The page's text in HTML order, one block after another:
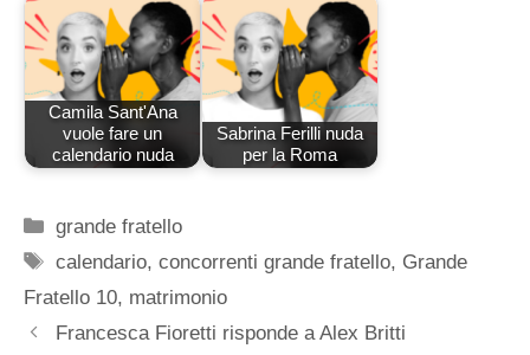
Camila Sant'Ana
vuole fare un
calendario nuda
Sabrina Ferilli nuda
per la Roma
Categorie
grande fratello
Tag
calendario,concorrenti grande fratello, Grande
Fratello 10, matrimonio
Francesca Fioretti risponde a Alex Britti